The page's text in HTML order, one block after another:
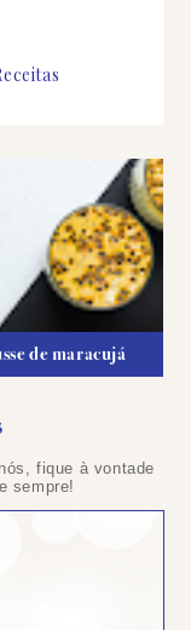
de maracujá
fique à vontade
sempre!